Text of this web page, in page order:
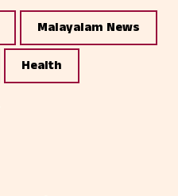
Malayalam News
Health